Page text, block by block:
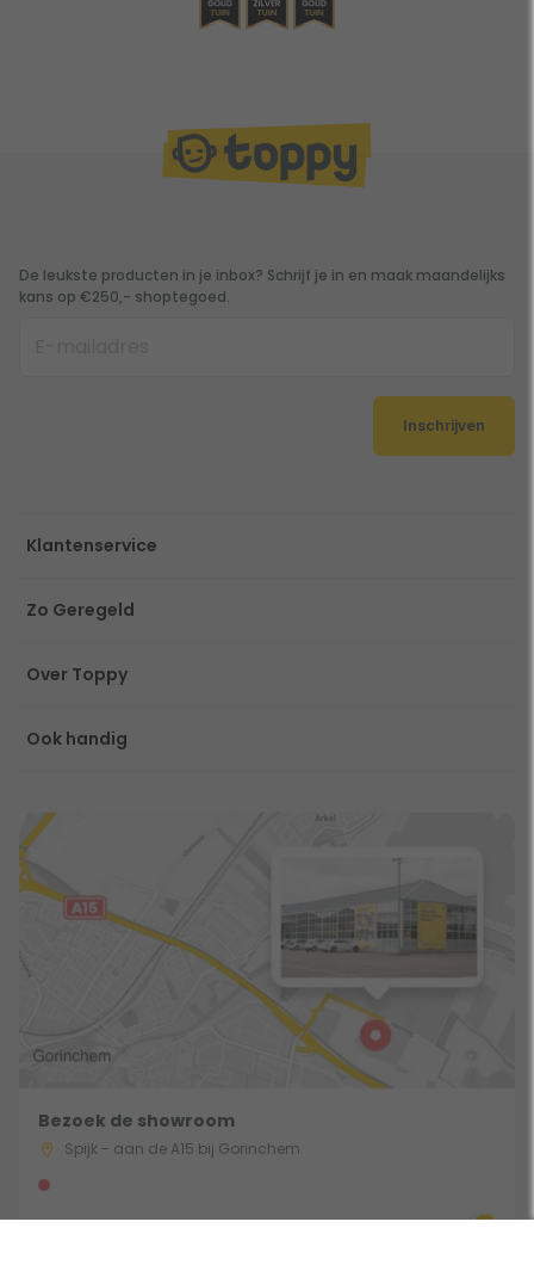
De leukste producten in je inbox? Schrijf je in en maak maandelijks
kans op €250,- shoptegoed.
Inschrijven
Klantenservice
Zo Geregeld
Over Toppy
Ook handig
Bezoek de showroom
Spijk - aan de A15 bij Gorinchem